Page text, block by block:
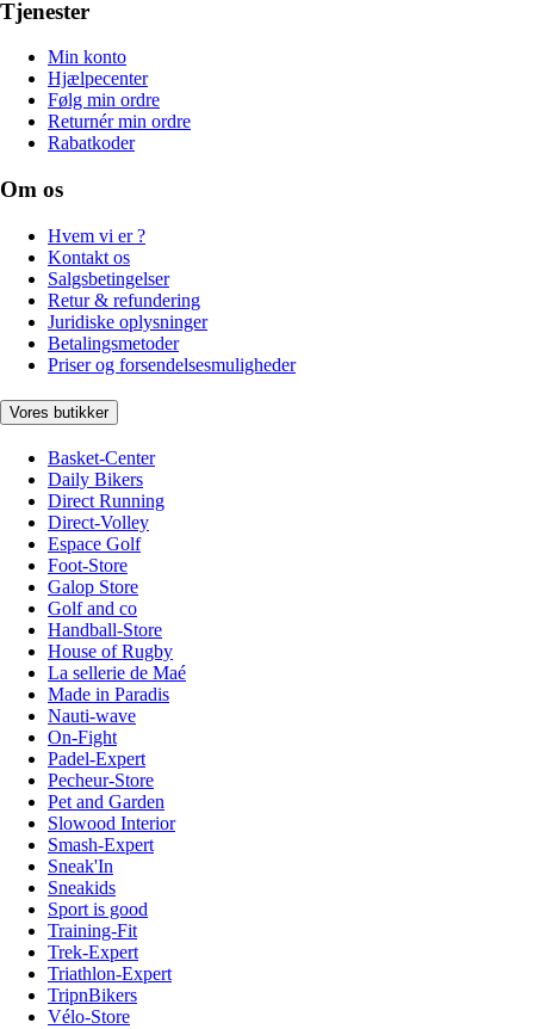
Tjenester
Min konto
Hjælpecenter
Følg min ordre
Returnér min ordre
Rabatkoder
Om os
Hvem vi er ?
Kontakt os
Salgsbetingelser
Retur & refundering
Juridiske oplysninger
Betalingsmetoder
Priser og forsendelsesmuligheder
Vores butikker
Basket-Center
Daily Bikers
Direct Running
Direct-Volley
Espace Golf
Foot-Store
Galop Store
Golf and co
Handball-Store
House of Rugby
La sellerie de Maé
Made in Paradis
Nauti-wave
On-Fight
Padel-Expert
Pecheur-Store
Pet and Garden
Slowood Interior
Smash-Expert
Sneak'In
Sneakids
Sport is good
Training-Fit
Trek-Expert
Triathlon-Expert
TripnBikers
Vélo-Store